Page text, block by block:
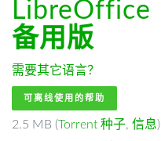
LibreOffice
备用版
需要其它语言？
可离线使用的帮助
2.5 MB (Torrent 种子, 信息)